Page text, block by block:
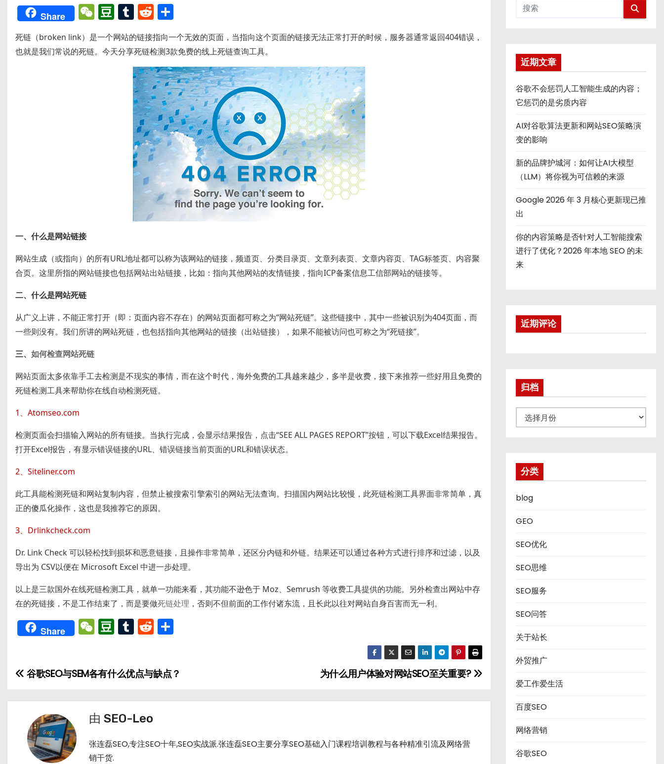
Share W
e
C
h
D
o
u
b
T
u
m
bl
r
R
e
d
di
t
享
死链（broken link）是一个网站的链接指向一个无效的页面，当指向这个页面的链接无法正常打开的时候，服务器通常返回404错误，
也就是我们常说的死链。今天分享死链检测3款免费的线上死链查询工具。
一、什么是网站链接
网站生成（或指向）的所有URL地址都可以称为该网站的链接，频道页、分类目录页、文章列表页、文章内容页、TAG标签页、内容聚
合页。这里所指的网站链接也包括网站出站链接，比如：指向其他网站的友情链接，指向ICP备案信息工信部网站的链接等。
二、什么是网站死链
从广义上讲，不能正常打开（即：页面内容不存在）的网站页面都可称之为“网站死链”。这些链接中，其中一些被识别为404页面，而
一些则没有。我们所讲的网站死链，也包括指向其他网站的链接（出站链接），如果不能被访问也可称之为“死链接”。
三、 如何检查网站死链
网站页面太多依靠手工去检测是不现实的事情，而在这个时代，海外免费的工具越来越少，多半是收费，接下来推荐一些好用且免费的
死链检测工具来帮助你在线自动检测死链。
1、Atomseo.com
检测页面会扫描输入网站的所有链接。当执行完成，会显示结果报告，点击“SEE ALL PAGES REPORT”按钮，可以下载Excel结果报告。
打开Excel报告，有显示错误链接的URL、错误链接当前页面的URL和错误状态。
2、Siteliner.com
此工具能检测死链和网站复制内容，但禁止被搜索引擎索引的网站无法查询。扫描国内网站比较慢，此死链检测工具界面非常简单，真
正的傻瓜化操作，这也是我推荐它的原因。
3、Drlinkcheck.com
Dr. Link Check 可以轻松找到损坏和恶意链接，且操作非常简单，还区分内链和外链。结果还可以通过各种方式进行排序和过滤，以及
导出为 CSV以便在 Microsoft Excel 中进一步处理。
以上是三款国外在线死链检测工具，就单一功能来看，其功能不逊色于 Moz、Semrush 等收费工具提供的功能。另外检查出网站中存
在的死链接，不是工作结束了，而是要做死链处理 ，否则不但前面的工作付诸东流，且长此以往对网站自身百害而无一利。
Share W
e
h
t
D
o
b
n
T
u
bl
R
e
di
文
章
航
为什么用户体验对网站SEO至关重要?
谷歌SEO与SEM各有什么优点与缺点？
由 SEO-Leo
张连磊SEO,专注SEO十年,SEO实战派.张连磊SEO主要分享SEO基础入门课程培训教程与各种精准引流及网络营
销干货.
近期文章
谷歌不会惩罚人工智能生成的内容；
它惩罚的是劣质内容
AI对谷歌算法更新和网站SEO策略演
变的影响
新的品牌护城河：如何让AI大模型
（LLM）将你视为可信赖的来源
Google 2026 年 3 月核心更新现已推
出
你的内容策略是否针对人工智能搜索
进行了优化？2026 年本地 SEO 的未
来
近期评论
归档
档
分类
blog
GEO
SEO优化
SEO思维
SEO服务
SEO问答
关于站长
外贸推广
爱工作爱生活
百度SEO
网络营销
谷歌SEO